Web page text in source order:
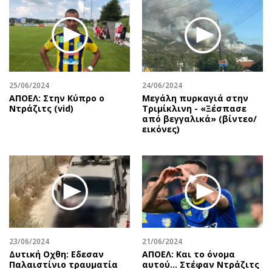
25/06/2024
ΑΠΟΕΛ: Στην Κύπρο ο
Ντράζιτς (vid)
24/06/2024
Μεγάλη πυρκαγιά στην
Τριμίκλινη - «Ξέσπασε
από βεγγαλικά» (βίντεο/
εικόνες)
23/06/2024
Δυτική Οχθη: Εδεσαν
Παλαιστίνιο τραυματία
21/06/2024
ΑΠΟΕΛ: Και το όνομα
αυτού... Στέφαν Ντράζιτς